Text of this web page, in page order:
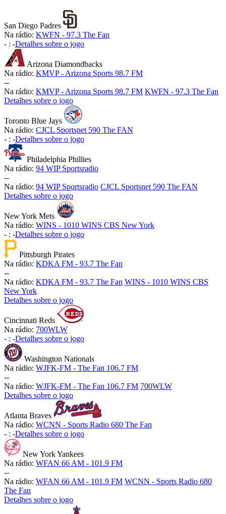
San Diego Padres
Na rádio: KWFN - 97.3 The Fan
- : -Detalhes sobre o jogo
Arizona Diamondbacks
Na rádio: KMVP - Arizona Sports 98.7 FM
--
Na rádio: KMVP - Arizona Sports 98.7 FM KWFN - 97.3 The Fan
Detalhes sobre o jogo
Toronto Blue Jays
Na rádio: CJCL Sportsnet 590 The FAN
- : -Detalhes sobre o jogo
Philadelphia Phillies
Na rádio: 94 WIP Sportsradio
--
Na rádio: 94 WIP Sportsradio CJCL Sportsnet 590 The FAN
Detalhes sobre o jogo
New York Mets
Na rádio: WINS - 1010 WINS CBS New York
- : -Detalhes sobre o jogo
Pittsburgh Pirates
Na rádio: KDKA FM - 93.7 The Fan
--
Na rádio: KDKA FM - 93.7 The Fan WINS - 1010 WINS CBS
New York
Detalhes sobre o jogo
Cincinnati Reds
Na rádio: 700WLW
- : -Detalhes sobre o jogo
Washington Nationals
Na rádio: WJFK-FM - The Fan 106.7 FM
--
Na rádio: WJFK-FM - The Fan 106.7 FM 700WLW
Detalhes sobre o jogo
Atlanta Braves
Na rádio: WCNN - Sports Radio 680 The Fan
- : -Detalhes sobre o jogo
New York Yankees
Na rádio: WFAN 66 AM - 101.9 FM
--
Na rádio: WFAN 66 AM - 101.9 FM WCNN - Sports Radio 680
The Fan
Detalhes sobre o jogo